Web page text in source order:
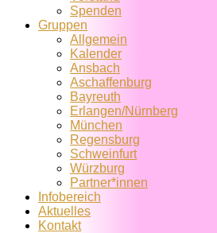
Spenden
Gruppen
Allgemein
Kalender
Ansbach
Aschaffenburg
Bayreuth
Erlangen/Nürnberg
München
Regensburg
Schweinfurt
Würzburg
Partner*innen
Infobereich
Aktuelles
Kontakt